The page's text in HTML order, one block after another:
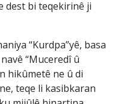
dest bi teqekirinê ji
“Kurdpa”yê, basa
“Muceredî û
hikûmetê ne û di
teqe li kasibkaran